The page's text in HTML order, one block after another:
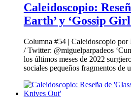
Caleidoscopio:
Earth’ y ‘Gossip
Columna #54 | Caleidoscopio por
/ Twitter: @miguelparpadeos
los últimos meses de 2022
sociales pequeños fragmentos de